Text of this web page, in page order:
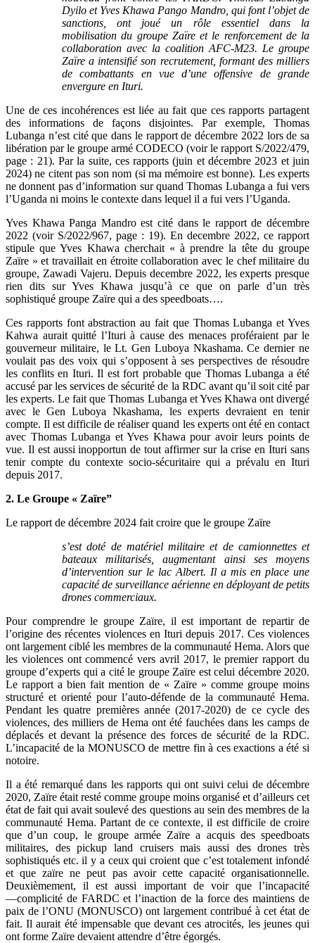
Dyilo et Yves Khawa Pango Mandro, qui font l’objet de
sanctions, ont joué un rôle essentiel dans la
mobilisation du groupe Zaïre et le renforcement de la
collaboration avec la coalition AFC-M23. Le groupe
Zaïre a intensifié son recrutement, formant des milliers
de combattants en vue d’une offensive de grande
envergure en Ituri.
Une de ces incohérences est liée au fait que ces rapports partagent
des informations de façons disjointes. Par exemple, Thomas
Lubanga n’est cité que dans le rapport de décembre 2022 lors de sa
libération par le groupe armé CODECO (voir le rapport S/2022/479,
page : 21). Par la suite, ces rapports (juin et décembre 2023 et juin
2024) ne citent pas son nom (si ma mémoire est bonne). Les experts
ne donnent pas d’information sur quand Thomas Lubanga a fui vers
l’Uganda ni moins le contexte dans lequel il a fui vers l’Uganda.
Yves Khawa Panga Mandro est cité dans le rapport de décembre
2022 (voir S/2022/967, page : 19). En decembre 2022, ce rapport
stipule que Yves Khawa cherchait « à prendre la tête du groupe
Zaïre » et travaillait en étroite collaboration avec le chef militaire du
groupe, Zawadi Vajeru. Depuis decembre 2022, les experts presque
rien dits sur Yves Khawa jusqu’à ce que on parle d’un très
sophistiqué groupe Zaïre qui a des speedboats….
Ces rapports font abstraction au fait que Thomas Lubanga et Yves
Kahwa aurait quitté l’Ituri à cause des menaces proféraient par le
gouverneur militaire, le Lt. Gen Luboya Nkashama. Ce dernier ne
voulait pas des voix qui s’opposent à ses perspectives de résoudre
les conflits en Ituri. Il est fort probable que Thomas Lubanga a été
accusé par les services de sécurité de la RDC avant qu’il soit cité par
les experts. Le fait que Thomas Lubanga et Yves Khawa ont divergé
avec le Gen Luboya Nkashama, les experts devraient en tenir
compte. Il est difficile de réaliser quand les experts ont été en contact
avec Thomas Lubanga et Yves Khawa pour avoir leurs points de
vue. Il est aussi inopportun de tout affirmer sur la crise en Ituri sans
tenir compte du contexte socio-sécuritaire qui a prévalu en Ituri
depuis 2017.
2. Le Groupe « Zaïre”
Le rapport de décembre 2024 fait croire que le groupe Zaïre
s’est doté de matériel militaire et de camionnettes et
bateaux militarisés, augmentant ainsi ses moyens
d’intervention sur le lac Albert. Il a mis en place une
capacité de surveillance aérienne en déployant de petits
drones commerciaux.
Pour comprendre le groupe Zaïre, il est important de repartir de
l’origine des récentes violences en Ituri depuis 2017. Ces violences
ont largement ciblé les membres de la communauté Hema. Alors que
les violences ont commencé vers avril 2017, le premier rapport du
groupe d’experts qui a cité le groupe Zaïre est celui décembre 2020.
Le rapport a bien fait mention de « Zaïre » comme groupe moins
structuré et orienté pour l’auto-défende de la communauté Hema.
Pendant les quatre premières année (2017-2020) de ce cycle des
violences, des milliers de Hema ont été fauchées dans les camps de
déplacés et devant la présence des forces de sécurité de la RDC.
L’incapacité de la MONUSCO de mettre fin à ces exactions a été si
notoire.
Il a été remarqué dans les rapports qui ont suivi celui de décembre
2020, Zaïre était resté comme groupe moins organisé et d’ailleurs cet
état de fait qui avait soulevé des questions au sein des membres de la
communauté Hema. Partant de ce contexte, il est difficile de croire
que d’un coup, le groupe armée Zaïre a acquis des speedboats
militaires, des pickup land cruisers mais aussi des drones très
sophistiqués etc. il y a ceux qui croient que c’est totalement infondé
et que zaïre ne peut pas avoir cette capacité organisationnelle.
Deuxièmement, il est aussi important de voir que l’incapacité
―complicité de FARDC et l’inaction de la force des maintiens de
paix de l’ONU (MONUSCO) ont largement contribué à cet état de
fait. Il aurait été impensable que devant ces atrocités, les jeunes qui
ont forme Zaïre devaient attendre d’être égorgés.